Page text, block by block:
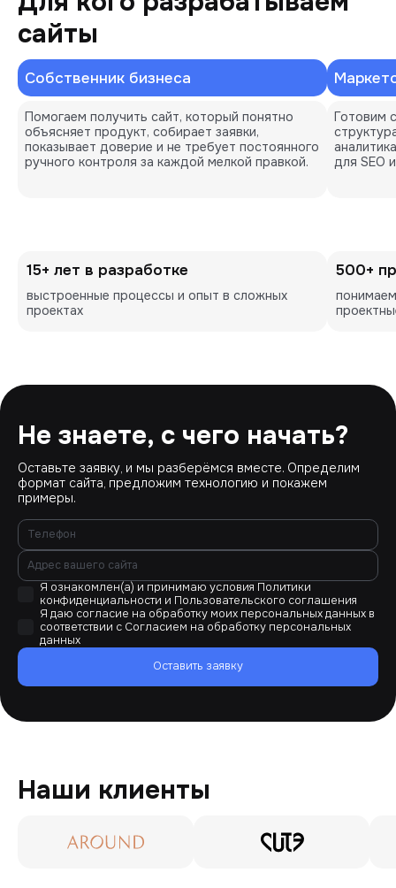
сайты
Собственник бизнеса
Помогаем получить сайт, который понятно
объясняет продукт, собирает заявки,
показывает доверие и не требует постоянного
ручного контроля за каждой мелкой правкой.
Готовим
для SEO
15+ лет в разработке
выстроенные процессы и опыт в сложных
проектах
500+
Не знаете, с чего начать?
Оставьте заявку, и мы разберёмся вместе. Определим
формат сайта, предложим технологию и покажем
примеры.
Я ознакомлен(а) и принимаю условия Политики
конфиденциальности и Пользовательского соглашения
Я даю согласие на обработку моих персональных данных в
соответствии с Согласием на обработку персональных
данных
Оставить заявку
Наши клиенты